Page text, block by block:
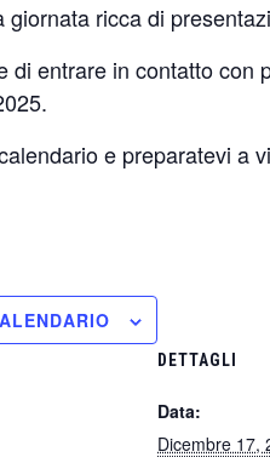
giornata ricca di
di entrare in contatto
e preparatevi a
DETTAGLI
Data:
Dicembre 17,